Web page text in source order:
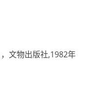
文物出版社,1982年